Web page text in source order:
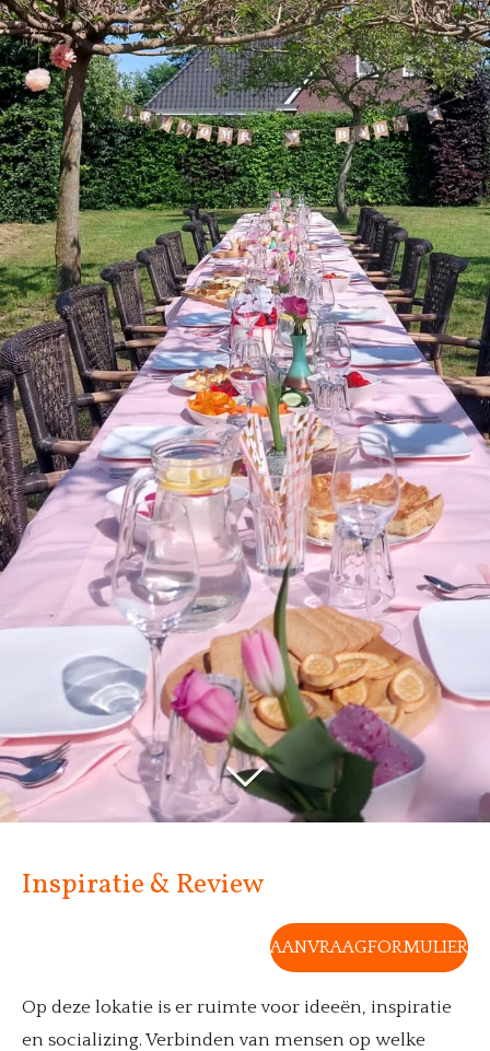
Inspiratie & Review
AANVRAAGFORMULIER
Op deze lokatie is er ruimte voor ideeën, inspiratie
en socializing. Verbinden van mensen op welke